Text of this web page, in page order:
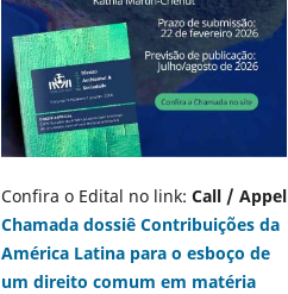
Confira o Edital no link: Call / Appel
Chamada dossiê Contribuições da
América Latina para o esboço de
um direito comum em matéria